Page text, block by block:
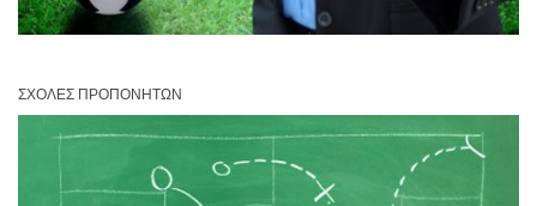
ΣΧΟΛΈΣ ΠΡΟΠΟΝΗΤΏΝ